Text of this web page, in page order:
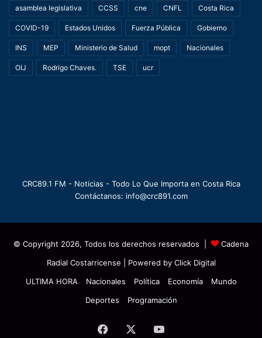
asamblea legislativa CCSS cne CNFL Costa Rica
COVID-19 Estados Unidos Fuerza Pública Gobierno
INS MEP Ministerio de Salud mopt Nacionales
OIJ Rodrigo Chaves. TSE ucr
CRC89.1 FM - Noticias - Todo Lo Que Importa en Costa Rica
Contáctanos: info@crc891.com
© Copyright 2026, Todos los derechos reservados |
Cadena
Radial Costarricense | Powered by Click Digital
ULTIMA HORA
Nacionales Política Economía
Mundo
Deportes
Programación
Facebook YouTube